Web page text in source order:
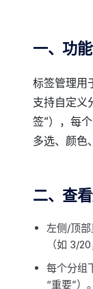
一、功
标签管理用
支持自定义
签”），每
多选、颜色
二、查
左侧/顶
（如 3/
每个分组
“重要”）。